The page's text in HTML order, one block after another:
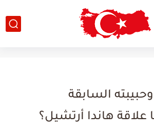
السابقة
هاندا أرتشيل؟